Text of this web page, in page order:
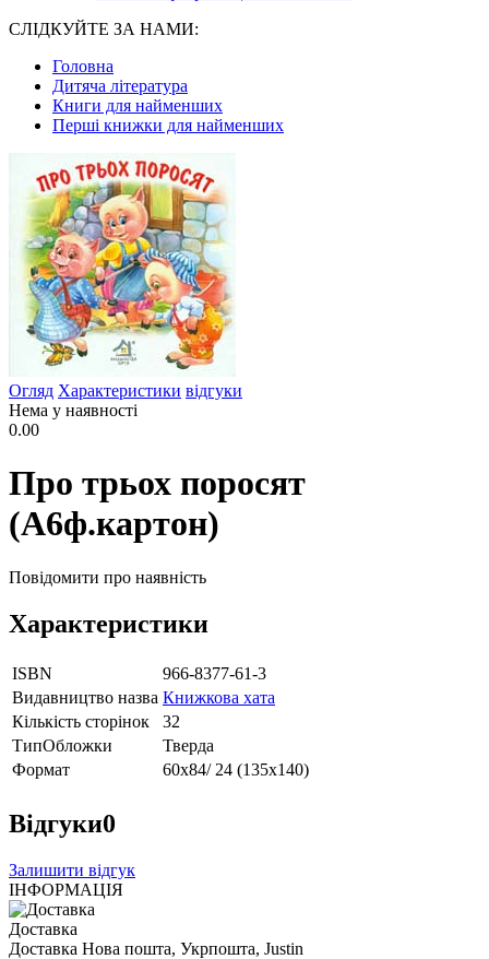
СЛІДКУЙТЕ ЗА НАМИ:
Головна
Дитяча література
Книги для найменших
Перші книжки для найменших
Огляд Характеристики відгуки
Нема у наявності
0.00
Про трьох поросят
(А6ф.картон)
Повідомити про наявність
Характеристики
ISBN
966-8377-61-3
Видавництво назва Книжкова хата
Кількість сторінок
32
ТипОбложки
Тверда
Формат
60х84/ 24 (135х140)
Відгуки0
Залишити відгук
ІНФОРМАЦІЯ
Доставка
Доставка Нова пошта, Укрпошта, Justin